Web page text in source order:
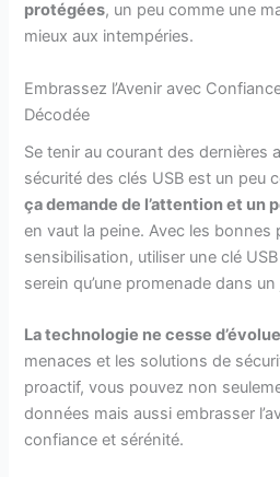
protégées, un peu comme une
mieux aux intempéries.
Embrassez l’Avenir avec
Décodée
Se tenir au courant des dernières
sécurité des clés USB est un peu
ça demande de l’attention et un
en vaut la peine. Avec les bonnes
sensibilisation, utiliser une clé
serein qu’une promenade dans
La technologie ne cesse
menaces et les solutions de
proactif, vous pouvez non
données mais aussi embrasser
confiance et sérénité.